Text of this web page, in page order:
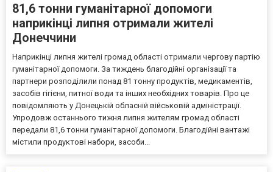
81,6 тонни гуманітарної допомоги
наприкінці липня отримали жителі
Донеччини
Наприкінці липня жителі громад області отримали чергову партію
гуманітарної допомоги. За тиждень благодійні організації та
партнери розподілили понад 81 тонну продуктів, медикаментів,
засобів гігієни, питної води та інших необхідних товарів. Про це
повідомляють у Донецькій обласній військовій адміністрації.
Упродовж останнього тижня липня жителям громад області
передали 81,6 тонни гуманітарної допомоги. Благодійні вантажі
містили продуктові набори, засоби...